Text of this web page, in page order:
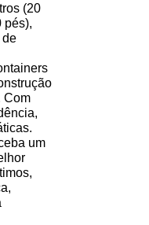
(20
pés),
de
Com
um